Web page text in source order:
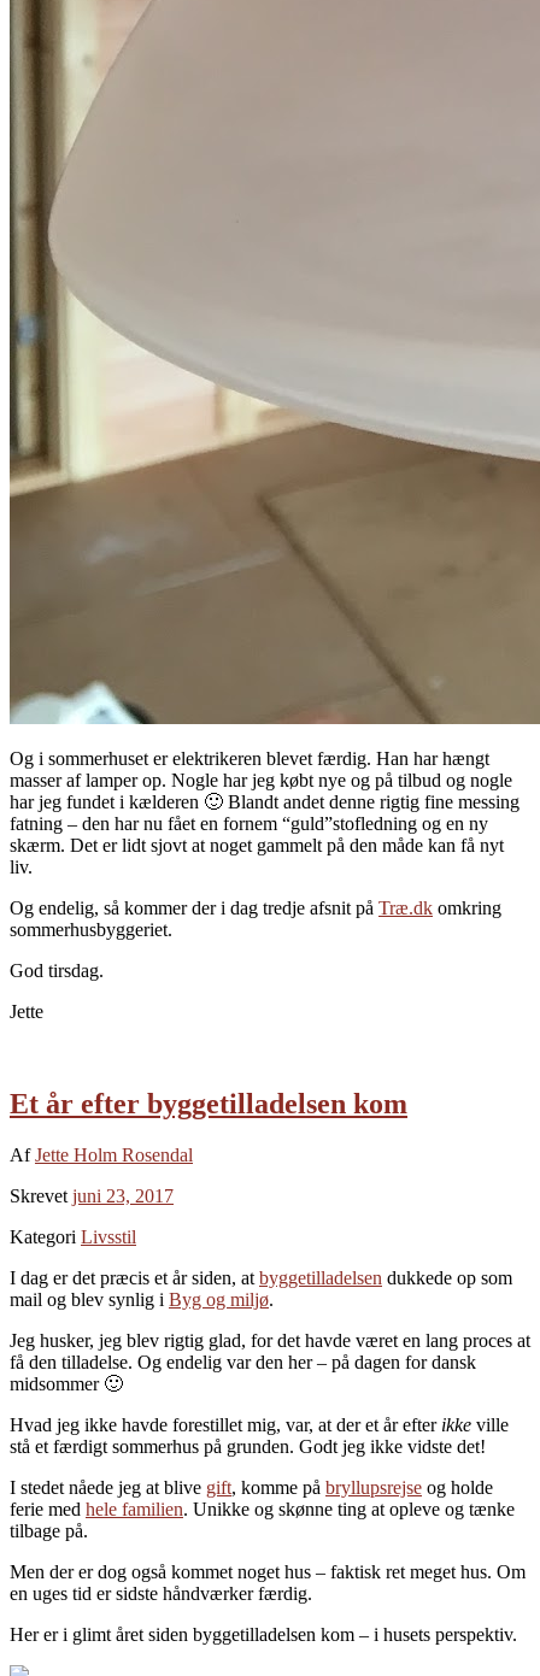
Og i sommerhuset er elektrikeren blevet færdig. Han har hængt
masser af lamper op. Nogle har jeg købt nye og på tilbud og nogle
har jeg fundet i kælderen 🙂 Blandt andet denne rigtig fine messing
fatning – den har nu fået en fornem “guld”stofledning og en ny
skærm. Det er lidt sjovt at noget gammelt på den måde kan få nyt
liv.
Og endelig, så kommer der i dag tredje afsnit på Træ.dk omkring
sommerhusbyggeriet.
God tirsdag.
Jette
Et år efter byggetilladelsen kom
AfJette Holm Rosendal
Skrevet juni 23, 2017
Kategori Livsstil
I dag er det præcis et år siden, at byggetilladelsen dukkede op som
mail og blev synlig i Byg og miljø.
Jeg husker, jeg blev rigtig glad, for det havde været en lang proces at
få den tilladelse. Og endelig var den her – på dagen for dansk
midsommer 🙂
Hvad jeg ikke havde forestillet mig, var, at der et år efter ikke ville
stå et færdigt sommerhus på grunden. Godt jeg ikke vidste det!
I stedet nåede jeg at blive gift, komme på bryllupsrejse og holde
ferie med hele familien. Unikke og skønne ting at opleve og tænke
tilbage på.
Men der er dog også kommet noget hus – faktisk ret meget hus. Om
en uges tid er sidste håndværker færdig.
Her er i glimt året siden byggetilladelsen kom – i husets perspektiv.